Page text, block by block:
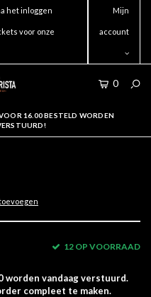
het inloggen
voor onze
Mijn
account
0
16.00 BESTELD WORDEN
12 OP VOORRAAD
worden vandaag verstuurd.
compleet te maken.